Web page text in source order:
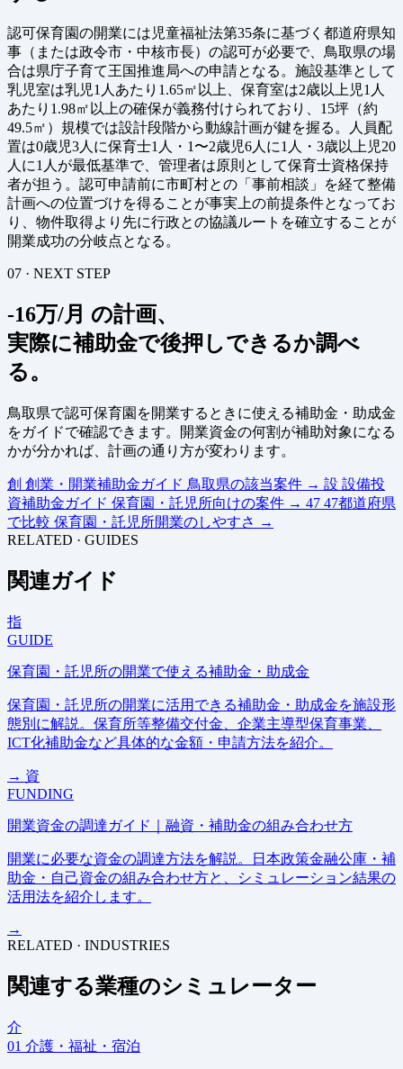
認可保育園の開業には児童福祉法第35条に基づく都道府県知
事（または政令市・中核市長）の認可が必要で、鳥取県の場
合は県庁子育て王国推進局への申請となる。施設基準として
乳児室は乳児1人あたり1.65㎡以上、保育室は2歳以上児1人
あたり1.98㎡以上の確保が義務付けられており、15坪（約
49.5㎡）規模では設計段階から動線計画が鍵を握る。人員配
置は0歳児3人に保育士1人・1〜2歳児6人に1人・3歳以上児20
人に1人が最低基準で、管理者は原則として保育士資格保持
者が担う。認可申請前に市町村との「事前相談」を経て整備
計画への位置づけを得ることが事実上の前提条件となってお
り、物件取得より先に行政との協議ルートを確立することが
開業成功の分岐点となる。
07 · NEXT STEP
-16万/月 の計画、
実際に補助金で後押しできるか調べ
る。
鳥取県で認可保育園を開業するときに使える補助金・助成金
をガイドで確認できます。開業資金の何割が補助対象になる
かが分かれば、計画の通り方が変わります。
創 創業・開業補助金ガイド 鳥取県の該当案件 → 設 設備投
資補助金ガイド 保育園・託児所向けの案件 → 47 47都道府県
で比較 保育園・託児所開業のしやすさ →
RELATED · GUIDES
関連ガイド
指
GUIDE
保育園・託児所の開業で使える補助金・助成金
保育園・託児所の開業に活用できる補助金・助成金を施設形
態別に解説。保育所等整備交付金、企業主導型保育事業、
ICT化補助金など具体的な金額・申請方法を紹介。
→ 資
FUNDING
開業資金の調達ガイド｜融資・補助金の組み合わせ方
開業に必要な資金の調達方法を解説。日本政策金融公庫・補
助金・自己資金の組み合わせ方と、シミュレーション結果の
活用法を紹介します。
→
RELATED · INDUSTRIES
関連する業種のシミュレーター
介
01 介護・福祉・宿泊